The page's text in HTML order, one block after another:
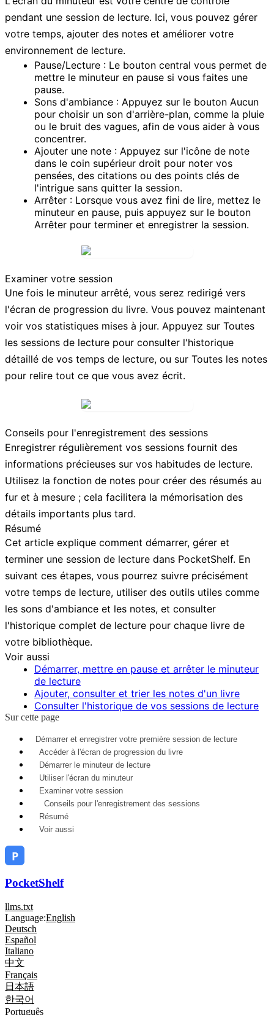
pendant une session de lecture. Ici, vous pouvez gérer
votre temps, ajouter des notes et améliorer votre
environnement de lecture.
Pause/Lecture : Le bouton central vous permet de
mettre le minuteur en pause si vous faites une
pause.
Sons d'ambiance : Appuyez sur le bouton Aucun
pour choisir un son d'arrière-plan, comme la pluie
ou le bruit des vagues, afin de vous aider à vous
concentrer.
Ajouter une note : Appuyez sur l'icône de note
dans le coin supérieur droit pour noter vos
pensées, des citations ou des points clés de
l'intrigue sans quitter la session.
Arrêter : Lorsque vous avez fini de lire, mettez le
minuteur en pause, puis appuyez sur le bouton
Arrêter pour terminer et enregistrer la session.
Examiner votre session
Une fois le minuteur arrêté, vous serez redirigé vers
l'écran de progression du livre. Vous pouvez maintenant
voir vos statistiques mises à jour. Appuyez sur Toutes
les sessions de lecture pour consulter l'historique
détaillé de vos temps de lecture, ou sur Toutes les notes
pour relire tout ce que vous avez écrit.
Conseils pour l'enregistrement des sessions
Enregistrer régulièrement vos sessions fournit des
informations précieuses sur vos habitudes de lecture.
Utilisez la fonction de notes pour créer des résumés au
fur et à mesure ; cela facilitera la mémorisation des
détails importants plus tard.
Résumé
Cet article explique comment démarrer, gérer et
terminer une session de lecture dans PocketShelf. En
suivant ces étapes, vous pourrez suivre précisément
votre temps de lecture, utiliser des outils utiles comme
les sons d'ambiance et les notes, et consulter
l'historique complet de lecture pour chaque livre de
votre bibliothèque.
Voir aussi
Démarrer, mettre en pause et arrêter le minuteur
de lecture
Ajouter, consulter et trier les notes d'un livre
Consulter l'historique de vos sessions de lecture
Sur cette page
Démarrer et enregistrer votre première session de lecture
Accéder à l'écran de progression du livre
Démarrer le minuteur de lecture
Utiliser l'écran du minuteur
Examiner votre session
Conseils pour l'enregistrement des sessions
Résumé
Voir aussi
PocketShelf
llms.txt
Language:English
Deutsch
Español
Italiano
中文
Français
日本語
한국어
Português